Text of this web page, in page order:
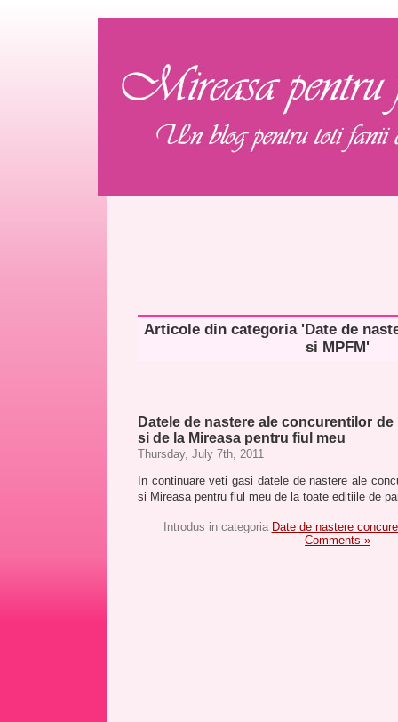
Articole din categoria 'Date de
si MPFM'
Datele de nastere ale concurentilor
si de la Mireasa pentru fiul meu
Thursday, July 7th, 2011
In continuare veti gasi datele de nastere ale
si Mireasa pentru fiul meu de la toate editiile de
Introdus in categoria Date de nastere
Comments »